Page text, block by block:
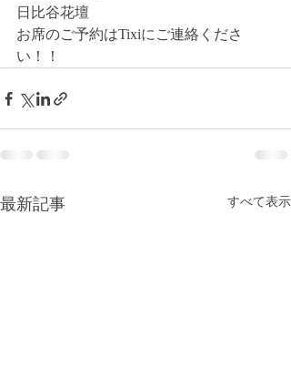
日比谷花壇
お席のご予約はTixiにご連絡くださ
い！！
最新記事 すべて表示